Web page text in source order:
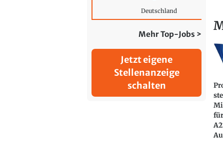
Deutschland
Mehr Top-Jobs >
Jetzt eigene
Stellenanzeige
schalten